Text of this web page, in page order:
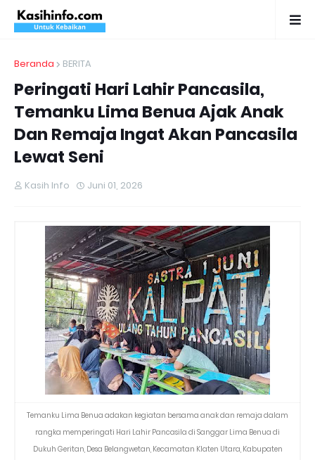
Beranda BERITA
Peringati Hari Lahir Pancasila,
Temanku Lima Benua Ajak Anak
Dan Remaja Ingat Akan Pancasila
Lewat Seni
Kasih Info Juni 01, 2026
Temanku Lima Benua adakan kegiatan bersama anak dan remaja dalam
rangka memperingati Hari Lahir Pancasila di Sanggar Lima Benua di
Dukuh Geritan, Desa Belangwetan, Kecamatan Klaten Utara, Kabupaten